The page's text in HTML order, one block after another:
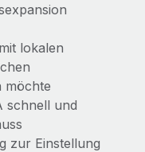
in 19 Ländern
im Bereich der
Das...
lokalen
möchte
schnell und
zur Einstellung